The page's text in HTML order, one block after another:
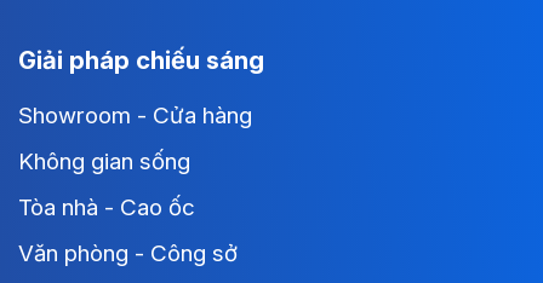
Giải pháp chiếu sáng
Showroom - Cửa hàng
Không gian sống
Tòa nhà - Cao ốc
Văn phòng - Công sở